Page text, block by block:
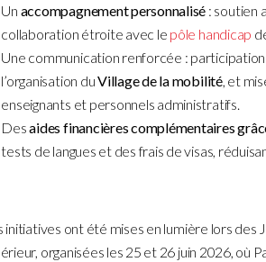
Un accompagnement personnalisé : soutien
collaboration étroite avec le pôle handicap
Une communication renforcée :
l’organisation duVillage de la mobilité, et
enseignants et personnels administratifs.
Desaides financières complémentaires
tests de langues et des frais de visas,
initiatives ont été mises en lumière lors des
organisées les 25 et 26 juin 2026, où